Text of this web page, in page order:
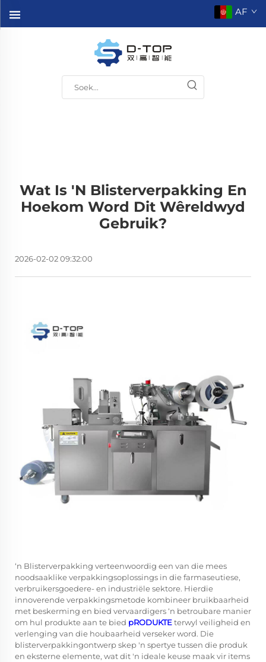
AF
Wat Is 'n Blisterverpakking En
Hoekom Word Dit Wêreldwyd
Gebruik?
2026-02-02 09:32:00
‘n Blisterverpakking verteenwoordig een van die mees
noodsaaklike verpakkingsoplossings in die farmaseutiese,
verbruikersgoedere- en industriële sektore. Hierdie
innoverende verpakkingsmetode kombineer bruikbaarheid
met beskerming en bied vervaardigers ‘n betroubare manier
om hul produkte aan te bied pRODUKTEterwyl veiligheid en
verlenging van die houbaarheid verseker word. Die
blisterverpakkingontwerp skep 'n spertye tussen die produk
en eksterne elemente, wat dit 'n ideale keuse maak vir items